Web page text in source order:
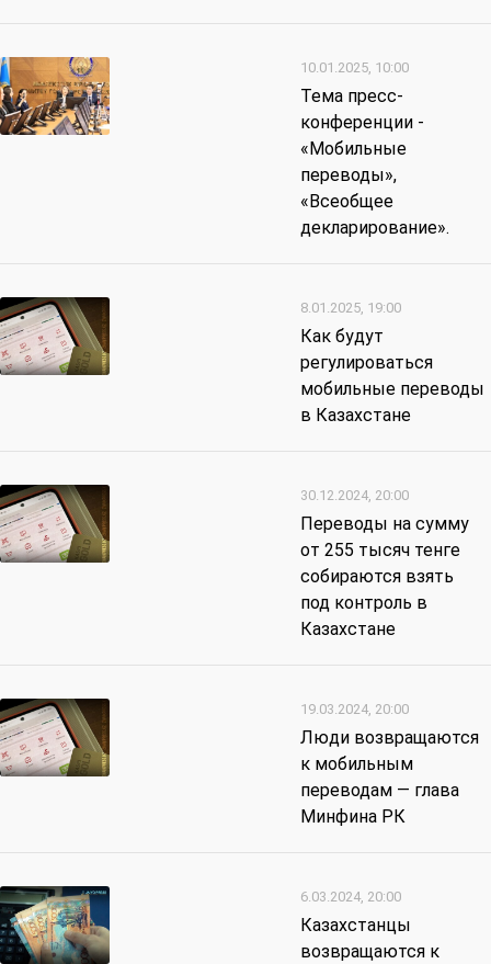
10.01.2025, 10:00
Тема пресс-
конференции -
«Мобильные
переводы»,
«Всеобщее
декларирование».
8.01.2025, 19:00
Как будут
регулироваться
мобильные переводы
в Казахстане
30.12.2024, 20:00
Переводы на сумму
от 255 тысяч тенге
собираются взять
под контроль в
Казахстане
19.03.2024, 20:00
Люди возвращаются
к мобильным
переводам — глава
Минфина РК
6.03.2024, 20:00
Казахстанцы
возвращаются к